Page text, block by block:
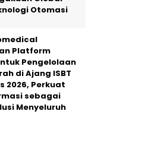
Otomasi
Platform
Pengelolaan
di Ajang ISBT
2026, Perkuat
sebagai
Menyeluruh